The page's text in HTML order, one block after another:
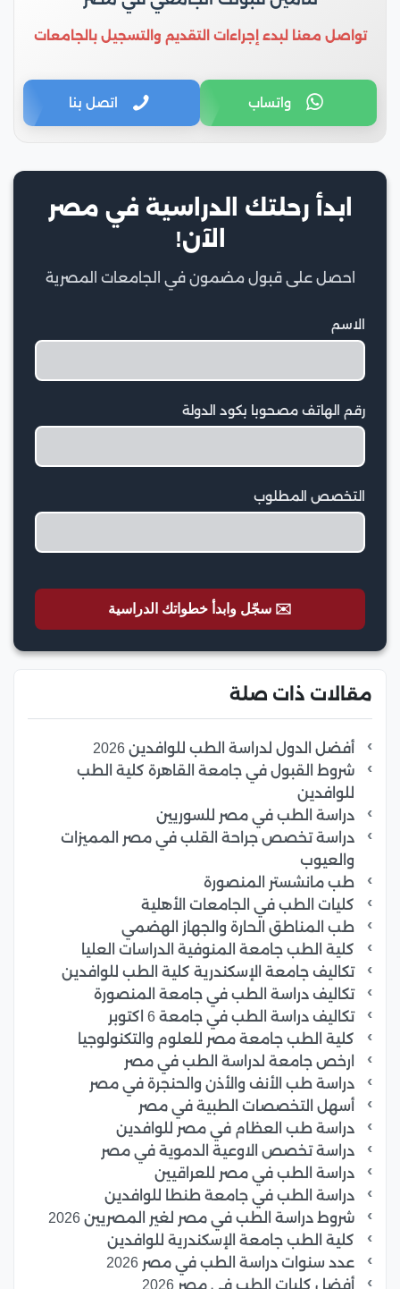
تواصل معنا لبدء إجراءات التقديم والتسجيل بالجامعات
واتساب اتصل بنا
ابدأ رحلتك الدراسية في مصر
الآن!
احصل على قبول مضمون في الجامعات المصرية
الاسم
رقم الهاتف مصحوبا بكود الدولة
التخصص المطلوب
✉️ سجّل وابدأ خطواتك الدراسية
مقالات ذات صلة
أفضل الدول لدراسة الطب للوافدين 2026
شروط القبول في جامعة القاهرة كلية الطب
للوافدين
دراسة الطب في مصر للسوريين
دراسة تخصص جراحة القلب في مصر المميزات
والعيوب
طب مانشستر المنصورة
كليات الطب في الجامعات الأهلية
طب المناطق الحارة والجهاز الهضمي
كلية الطب جامعة المنوفية الدراسات العليا
تكاليف جامعة الإسكندرية كلية الطب للوافدين
تكاليف دراسة الطب في جامعة المنصورة
تكاليف دراسة الطب في جامعة 6 اكتوبر
كلية الطب جامعة مصر للعلوم والتكنولوجيا
ارخص جامعة لدراسة الطب في مصر
دراسة طب الأنف والأذن والحنجرة في مصر
أسهل التخصصات الطبية في مصر
دراسة طب العظام في مصر للوافدين
دراسة تخصص الاوعية الدموية في مصر
دراسة الطب في مصر للعراقيين
دراسة الطب في جامعة طنطا للوافدين
شروط دراسة الطب في مصر لغير المصريين 2026
كلية الطب جامعة الإسكندرية للوافدين
عدد سنوات دراسة الطب في مصر 2026
أفضل كليات الطب في مصر 2026